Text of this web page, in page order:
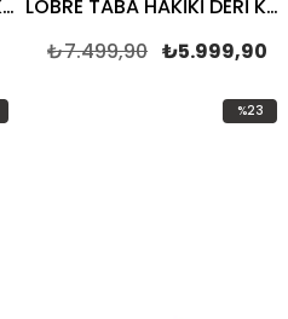
LOBRE SİYAH HAKİKİ DERİ Kadın TOPUKLU TERLİK
LOBRE TABA HAKİKİ DERİ Kadın TOPUKLU TERLİK
₺5.999,90
₺7.499,90
%23